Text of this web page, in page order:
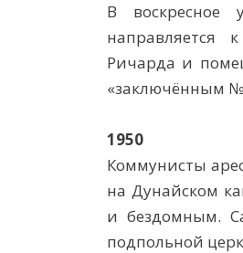
В воскресное
направляется
Ричарда и
«заключённым №
1950
Коммунисты
на Дунайском
и бездомным.
подпольной